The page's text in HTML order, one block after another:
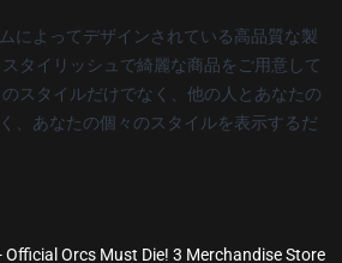
によってデザインされている高品質な製
タイリッシュで綺麗な商品をご用意して
スタイルだけでなく、他の人とあなたの
、あなたの個々のスタイルを表示するだ
Official Orcs Must Die! 3 Merchandise Store